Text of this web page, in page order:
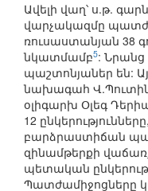
Ավելի վաղ՝ ս.թ.
վարչակազմը
ռուսաստանյան 38
նկատմամբ5:
պաշտոնյաներ են:
նախագահ
օլիգարխ Օլեգ
12
բարձրաստիճան
զինամթերքի
պետական
Պատժամիջոցները